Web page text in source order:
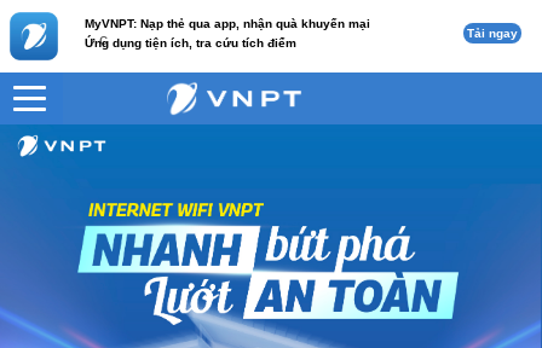
MyVNPT: Nạp thẻ qua app, nhận quà khuyến mại
Ứng dụng tiện ích, tra cứu tích điểm
c Tải ngay
VNPT Home Cam 3